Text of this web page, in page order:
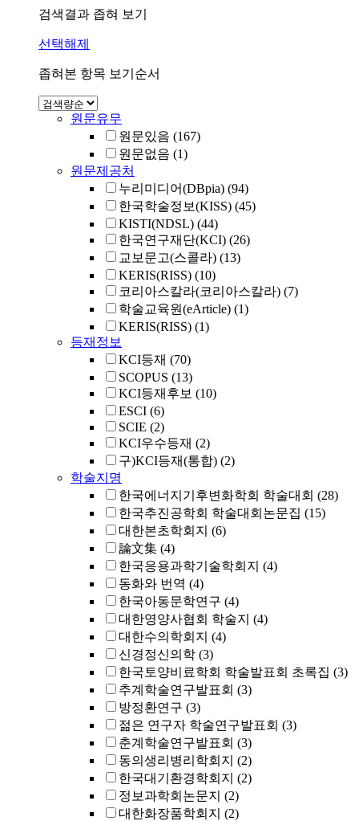
검색결과 좁혀 보기
선택해제
좁혀본 항목 보기순서
원문유무
원문있음 (167)
원문없음 (1)
원문제공처
누리미디어(DBpia) (94)
한국학술정보(KISS) (45)
KISTI(NDSL) (44)
한국연구재단(KCI) (26)
교보문고(스콜라) (13)
KERIS(RISS) (10)
코리아스칼라(코리아스칼라) (7)
학술교육원(eArticle) (1)
KERIS(RISS) (1)
등재정보
KCI등재 (70)
SCOPUS (13)
KCI등재후보 (10)
ESCI (6)
SCIE (2)
KCI우수등재 (2)
구)KCI등재(통합) (2)
학술지명
한국에너지기후변화학회 학술대회 (28)
한국추진공학회 학술대회논문집 (15)
대한본초학회지 (6)
論文集 (4)
한국응용과학기술학회지 (4)
동화와 번역 (4)
한국아동문학연구 (4)
대한영양사협회 학술지 (4)
대한수의학회지 (4)
신경정신의학 (3)
한국토양비료학회 학술발표회 초록집 (3)
추계학술연구발표회 (3)
방정환연구 (3)
젊은 연구자 학술연구발표회 (3)
춘계학술연구발표회 (3)
동의생리병리학회지 (2)
한국대기환경학회지 (2)
정보과학회논문지 (2)
대한화장품학회지 (2)